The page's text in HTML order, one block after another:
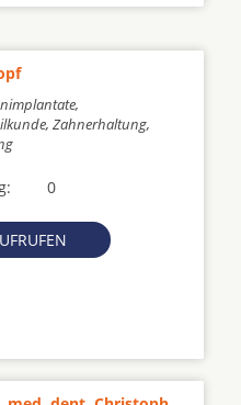
Zahnerhaltung,
0